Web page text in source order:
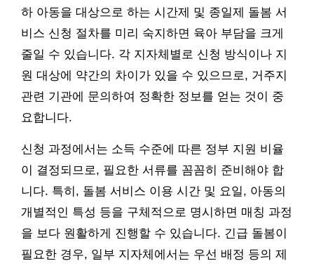
하 아동을 대상으로 하는 시간제 및 종일제 돌봄 서
비스 신청 절차를 미리 숙지하면 육아 부담을 크게
줄일 수 있습니다. 각 지자체별로 신청 방식이나 지
원 대상에 약간의 차이가 있을 수 있으므로, 거주지
관련 기관에 문의하여 정확한 정보를 얻는 것이 중
요합니다.
신청 과정에서는 소득 수준에 따른 정부 지원 비율
이 결정되므로, 필요한 서류를 꼼꼼히 준비해야 합
니다. 특히, 돌봄 서비스 이용 시간 및 요일, 아동의
개별적인 특성 등을 구체적으로 명시하면 매칭 과정
을 보다 원활하게 진행할 수 있습니다. 긴급 돌봄이
필요한 경우, 일부 지자체에서는 우선 배정 등의 제